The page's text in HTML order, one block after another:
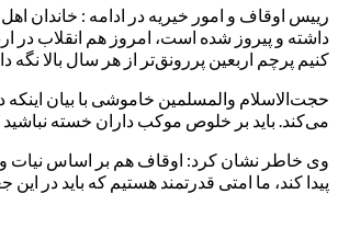
رییس اوقاف و امور خیریه در ادامه : خاندان
داشته و پیروز شده است، امروز هم انقلاب در
کنیم پرچم اربعین پررونق‌تر از هر سال بالا نگه
حجت‌الاسلام والمسلمین خاموشی با بیان
می‌کند. باید بر خلوص موکب داران خسته
وی خاطر نشان کرد: اوقاف هم بر اساس نیات
پیدا کند، ما امتی قدرتمند هستیم که باید در